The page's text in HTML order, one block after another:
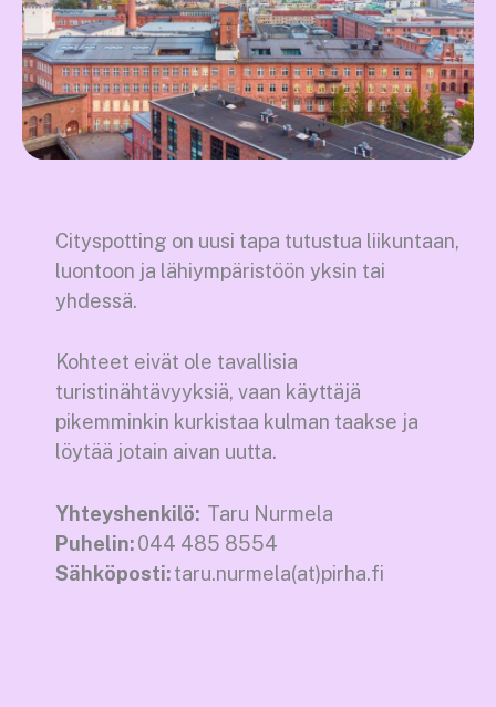
Cityspotting on uusi tapa tutustua liikuntaan,
luontoon ja lähiympäristöön yksin tai
yhdessä.
Kohteet eivät ole tavallisia
turistinähtävyyksiä, vaan käyttäjä
pikemminkin kurkistaa kulman taakse ja
löytää jotain aivan uutta.
Yhteyshenkilö: Taru Nurmela
Puhelin:044 485 8554
Sähköposti:taru.nurmela(at)pirha.fi